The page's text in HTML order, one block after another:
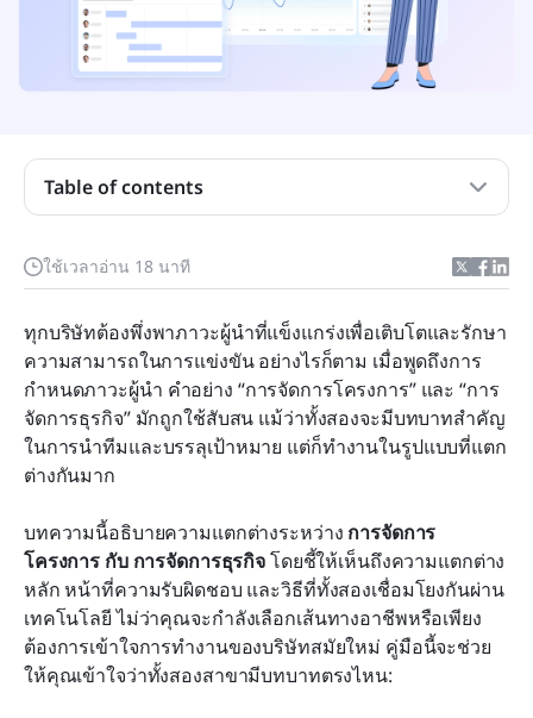
ใช้เวลาอ่าน 18 นาที
ทุกบริษัทต้องพึ่งพาภาวะผู้นำที่แข็งแกร่งเพื่อเติบโตและรักษา
ความสามารถในการแข่งขัน อย่างไรก็ตาม เมื่อพูดถึงการ
กำหนดภาวะผู้นำ คำอย่าง “การจัดการโครงการ” และ “การ
จัดการธุรกิจ” มักถูกใช้สับสน แม้ว่าทั้งสองจะมีบทบาทสำคัญ
ในการนำทีมและบรรลุเป้าหมาย แต่ก็ทำงานในรูปแบบที่แตก
ต่างกันมาก
บทความนี้อธิบายความแตกต่างระหว่าง การจัดการ
โครงการ กับ การจัดการธุรกิจ โดยชี้ให้เห็นถึงความแตกต่าง
หลัก หน้าที่ความรับผิดชอบ และวิธีที่ทั้งสองเชื่อมโยงกันผ่าน
เทคโนโลยี ไม่ว่าคุณจะกำลังเลือกเส้นทางอาชีพหรือเพียง
ต้องการเข้าใจการทำงานของบริษัทสมัยใหม่ คู่มือนี้จะช่วย
ให้คุณเข้าใจว่าทั้งสองสาขามีบทบาทตรงไหน:
Table of contents
การทำความเข้าใจแก่นสำคัญ: การจัดการธุรกิจ กับ
การจัดการโครงการ
จัดการโครงการ
8 อันดับเครื่องมือสำหรับการทำงานร่วมกันและการ
จัดการโครงการ
บทสรุป
การอ่านที่เกี่ยวข้อง